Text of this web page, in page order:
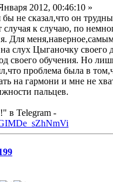
2012, 00:46:10 »
не сказал,что он
случая к случаю, по
Для
слух Цыганочку своего
своего обучения. Но
проблема была в
на гармони и мне не
пальцев.
в Telegram -